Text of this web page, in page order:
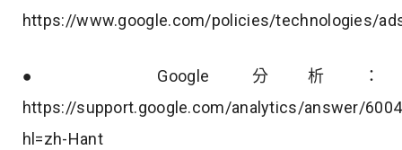
https://www.google.com/policies/technologies/
● Google 分析：
https://support.google.com/analytics/answer/
hl=zh-Hant